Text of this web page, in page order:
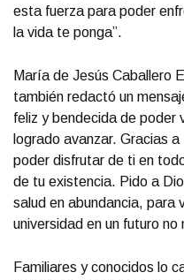
esta fuerza para poder
la vida te ponga”.
María de Jesús Caballero
también redactó un
feliz y bendecida de poder
logrado avanzar. Gracias
poder disfrutar de ti en
de tu existencia. Pido a
salud en abundancia, para
universidad en un futuro no
Familiares y conocidos lo